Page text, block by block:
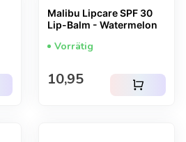
Malibu Lipcare SPF 30
Lip-Balm - Watermelon
Vorrätig
Regulärer Preis
10,95 shopping_cart